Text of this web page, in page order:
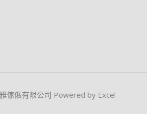
傢俬有限公司 Powered by Excel